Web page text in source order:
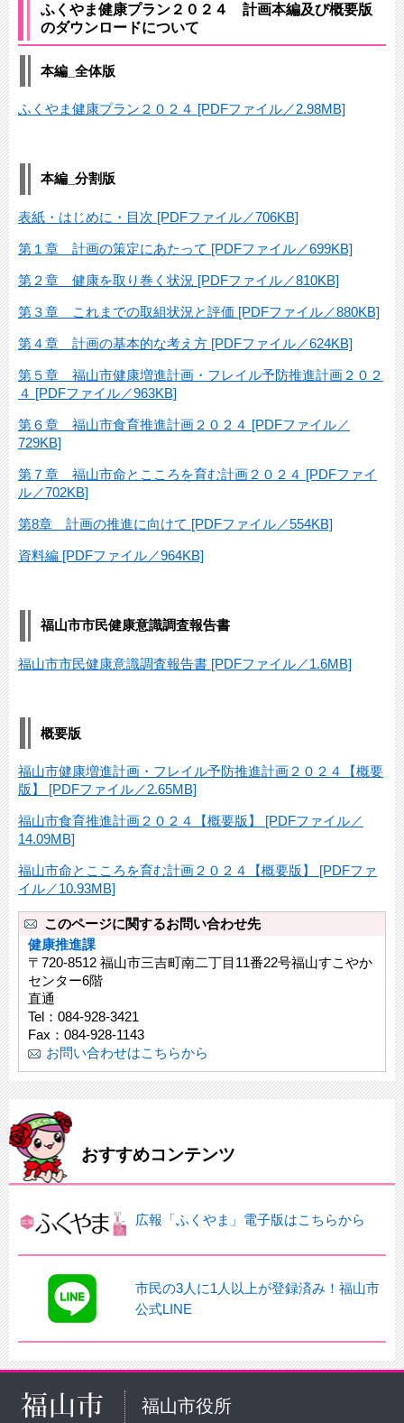
ふくやま健康プラン２０２４ 計画本編及び概要版
のダウンロードについて
本編_全体版
ふくやま健康プラン２０２４ [PDFファイル／2.98MB]
本編_分割版
表紙・はじめに・目次 [PDFファイル／706KB]
第１章 計画の策定にあたって [PDFファイル／699KB]
第２章 健康を取り巻く状況 [PDFファイル／810KB]
第３章 これまでの取組状況と評価 [PDFファイル／880KB]
第４章 計画の基本的な考え方 [PDFファイル／624KB]
第５章 福山市健康増進計画・フレイル予防推進計画２０２
４ [PDFファイル／963KB]
第６章 福山市食育推進計画２０２４ [PDFファイル／
729KB]
第７章 福山市命とこころを育む計画２０２４ [PDFファイ
ル／702KB]
第8章 計画の推進に向けて [PDFファイル／554KB]
資料編 [PDFファイル／964KB]
福山市市民健康意識調査報告書
福山市市民健康意識調査報告書 [PDFファイル／1.6MB]
概要版
福山市健康増進計画・フレイル予防推進計画２０２４【概要
版】 [PDFファイル／2.65MB]
福山市食育推進計画２０２４【概要版】 [PDFファイル／
14.09MB]
福山市命とこころを育む計画２０２４【概要版】 [PDFファ
イル／10.93MB]
このページに関するお問い合わせ先
健康推進課
〒720-8512 福山市三吉町南二丁目11番22号福山すこやか
センター6階
直通
Tel：084-928-3421
Fax：084-928-1143
お問い合わせはこちらから
おすすめコンテンツ
広報「ふくやま」電子版はこちらから
市民の3人に1人以上が登録済み！福山市
公式LINE
福山市役所